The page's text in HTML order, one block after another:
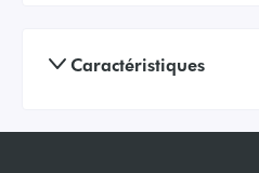
Caractéristiques